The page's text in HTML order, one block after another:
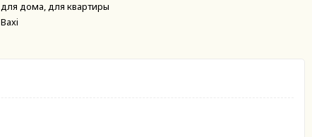
для дома, для квартиры
Baxi